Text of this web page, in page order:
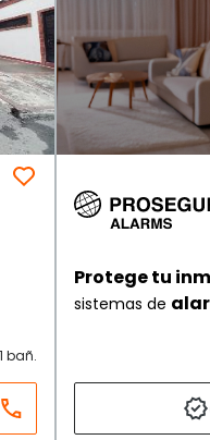
Protege tu
sistemas de